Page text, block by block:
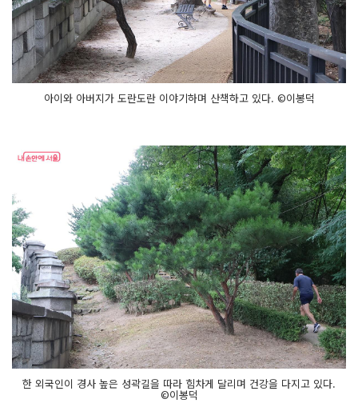
아이와 아버지가 도란도란 이야기하며 산책하고 있다. ©이봉덕
한 외국인이 경사 높은 성곽길을 따라 힘차게 달리며 건강을 다지고 있다.
©이봉덕